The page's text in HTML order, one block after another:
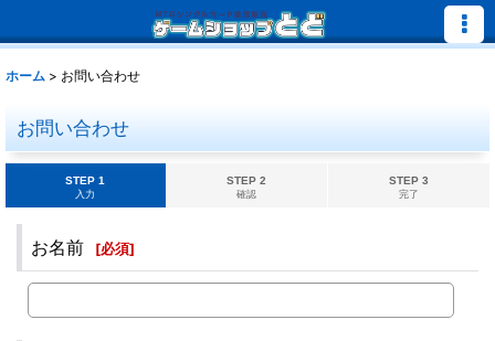
ホーム > お問い合わせ
お問い合わせ
STEP 1
入力
STEP 2
確認
STEP 3
完了
お名前 [必須]